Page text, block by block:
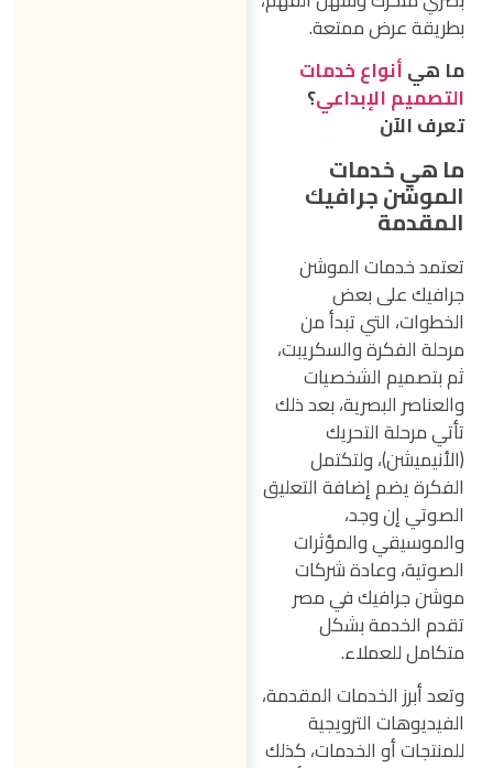
بطريقة عرض ممتعة.
ما هيأنواع خدمات
التصميم الإبداعي؟
تعرف الآن
ما هي خدمات
الموشن جرافيك
المقدمة
تعتمد خدمات الموشن
جرافيك على بعض
الخطوات، التي تبدأ من
مرحلة الفكرة والسكريبت،
ثم بتصميم الشخصيات
والعناصر البصرية، بعد ذلك
تأتي مرحلة التحريك
(الأنيميشن)، ولتكتمل
الفكرة يضم إضافة التعليق
الصوتي إن وجد،
والموسيقي والمؤثرات
الصوتية، وعادة شركات
موشن جرافيك في مصر
تقدم الخدمة بشكل
متكامل للعملاء.
وتعد أبرز الخدمات المقدمة،
الفيديوهات الترويجية
للمنتجات أو الخدمات، كذلك